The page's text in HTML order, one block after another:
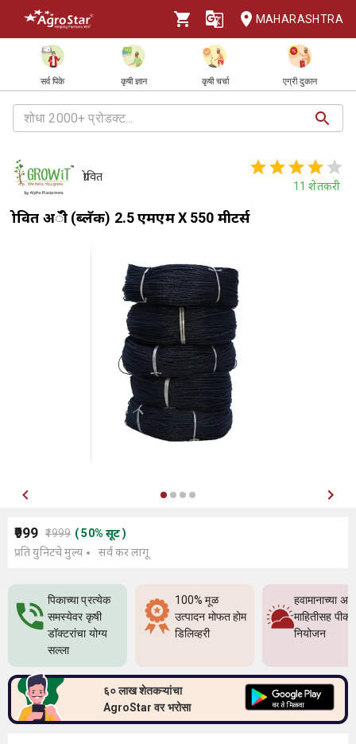
MAHARASHTRA
सर्व पिके कृषी ज्ञान कृषी चर्चा एग्री दुकान
ग्रोवित
11 शेतकरी
ग्रोवित अॅग्री (ब्लॅक) 2.5 एमएम X 550 मीटर्स
₹999 ₹1999 (50% सूट)
प्रति युनिटचे मुल्य
सर्व कर लागू
पिकाच्या प्रत्येक
समस्येवर कृषी
डॉक्टरांचा योग्य
सल्ला
100% मूळ
उत्पादन मोफत होम
डिलिव्हरी
हवामानाच्या
माहितीसह पीक
नियोजन
६० लाख शेतकऱ्यांचा
AgroStar वर भरोसा